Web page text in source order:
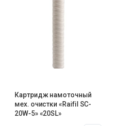
Картридж намоточный
мех. очистки «Raifil SC-
20W-5» «20SL»